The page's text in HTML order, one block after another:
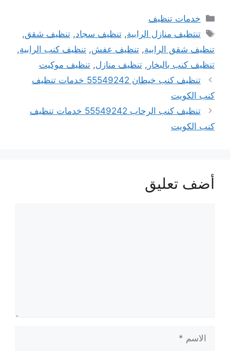
التصنيفات
خدمات تنظيف
الوسوم
تنتظيف منازل الرابية,تنظيف سجاد,تنظيف شقق,
تنظيف شقق الرابية, تنظيف عفش, تنظيف كنب الرابية,
تنظيف كنب بالبخار , تنظيف منازل, تنظيف موكيت
تنظيف كنب خيطان 55549242 خدمات تنظيف
كنب الكويت
تنظيف كنب الرحاب 55549242 خدمات تنظيف
كنب الكويت
أضف تعليق